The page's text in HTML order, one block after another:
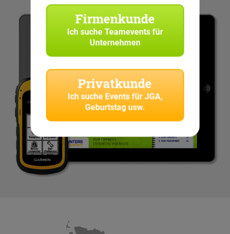
Firmenkunde
Ich sucheTeamevents für
Unternehmen
Privatkunde
Ich suche Events für JGA,
Geburtstag usw.